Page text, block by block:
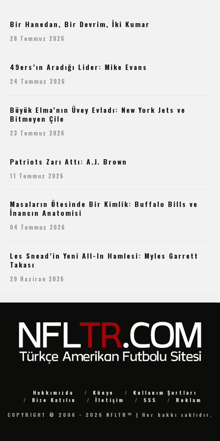
Bir Hanedan, Bir Devrim, İki Kumar
28 Temmuz 2026
49ers’ın Aradığı Lider: Mike Evans
24 Temmuz 2026
Büyük Elma’nın Üvey Evladı: New York Jets ve
Bitmeyen Çile
23 Temmuz 2026
Patriots Zarı Attı: A.J. Brown
11 Temmuz 2026
Masaların Ötesinde Bir Kimlik: Buffalo Bills ve
İnancın Anatomisi
04 Temmuz 2026
Les Snead’in Yeni All-In Hamlesi: Myles Garrett
Takası
29 Haziran 2026
Hakkımızda Künye
Kullanım Şartları
Bize Katılın
İletişim SSS
Reklam
COPYRIGHT © 2006 - 2026 NFLTR™ | Her hakkı saklıdır.